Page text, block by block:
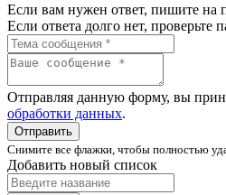
Если вам нужен ответ, пишите на
Если ответа долго нет, проверьте
Отправляя данную форму, вы
обработки данных.
Отправить
Снимите все флажки, чтобы полностью
Добавить новый список